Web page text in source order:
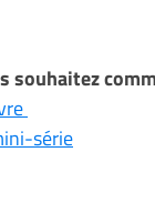
souhaitez
série